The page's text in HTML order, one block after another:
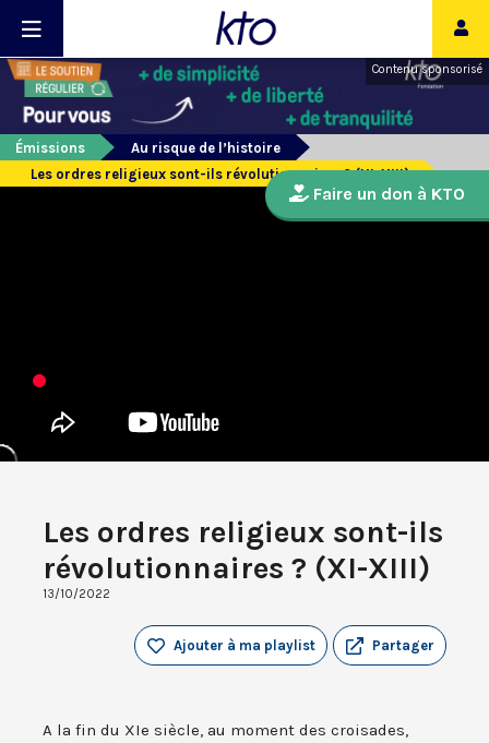
Contenu sponsorisé
Émissions
Au risque de l’histoire
Les ordres religieux sont-ils révolutionnaires ? (XI-XIII)
Les ordres religieux sont-ils
révolutionnaires ? (XI-XIII)
13/10/2022
Partager
Ajouter à ma playlist
A la fin du XIe siècle, au moment des croisades,
Faire un don à KTO